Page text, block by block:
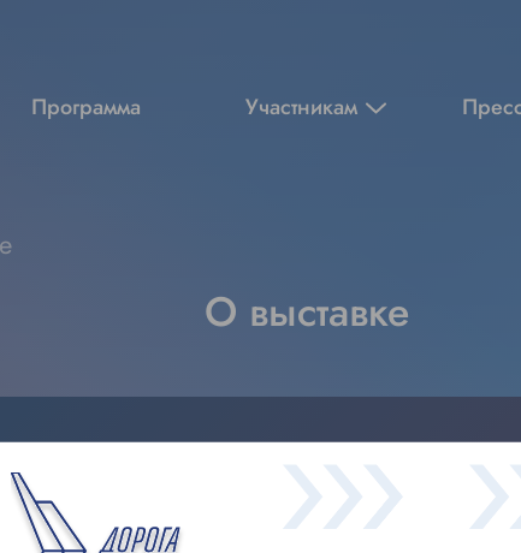
Программа Участникам
О выставке
«Дорога 2024» пройдет в Екатеринбурге с 15 по 17
в преддверии Дня работников дорожного
агентства.